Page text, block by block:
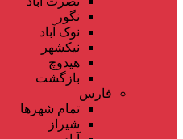
نگور
نوک آباد
نیکشهر
هیدوچ
بازگشت
فارس
تمام شهر‌ها
شیراز